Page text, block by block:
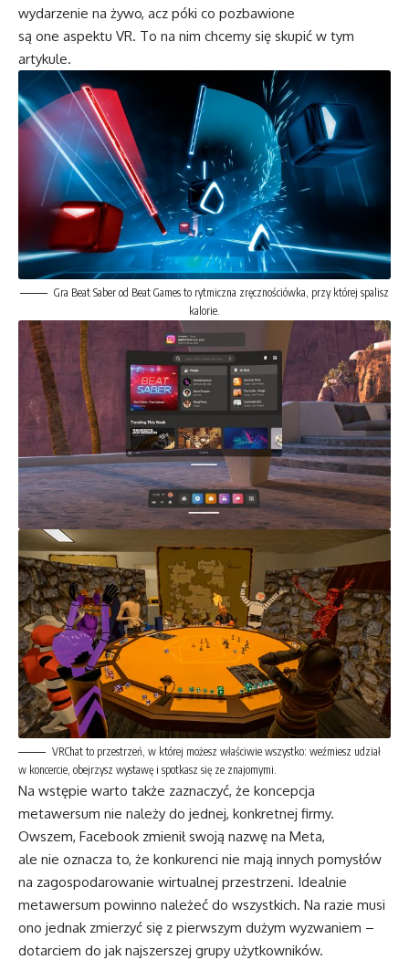
wydarzenie na żywo, acz póki co pozbawione
są one aspektu VR. To na nim chcemy się skupić w tym
artykule.
Gra Beat Saber od Beat Games to rytmiczna zręcznościówka, przy której spalisz
kalorie.
VRChat to przestrzeń, w której możesz właściwie wszystko: weźmiesz udział
w koncercie, obejrzysz wystawę i spotkasz się ze znajomymi.
Na wstępie warto także zaznaczyć, że koncepcja
metawersum nie należy do jednej, konkretnej firmy.
Owszem, Facebook zmienił swoją nazwę na Meta,
ale nie oznacza to, że konkurenci nie mają innych pomysłów
na zagospodarowanie wirtualnej przestrzeni. Idealnie
metawersum powinno należeć do wszystkich. Na razie musi
ono jednak zmierzyć się z pierwszym dużym wyzwaniem –
dotarciem do jak najszerszej grupy użytkowników.